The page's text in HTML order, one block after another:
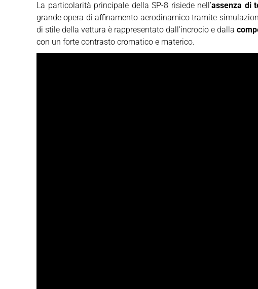
La particolarità principale della SP-8 risiede nell’assenza di
grande opera di affinamento aerodinamico tramite
di stile della vettura è rappresentato dall’incrocio e dalla
con un forte contrasto cromatico e materico.